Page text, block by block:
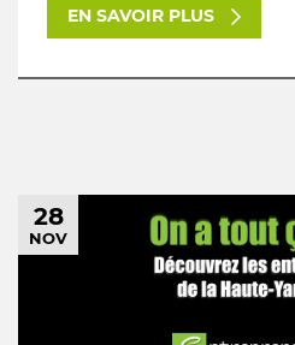
EN SAVOIR PLUS
28
NOV